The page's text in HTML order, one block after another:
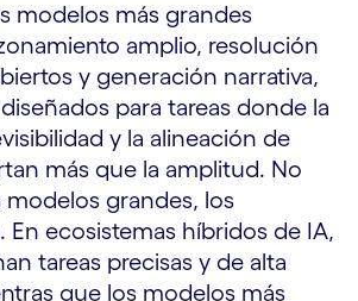
modelos más grandes
amplio, resolución
y generación narrativa,
para tareas donde la
y la alineación de
más que la amplitud. No
grandes, los
ecosistemas híbridos de IA,
tareas precisas y de alta
que los modelos más